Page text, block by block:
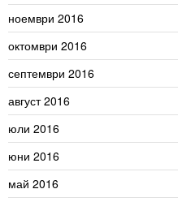
ноември 2016
октомври 2016
септември 2016
август 2016
юли 2016
юни 2016
май 2016